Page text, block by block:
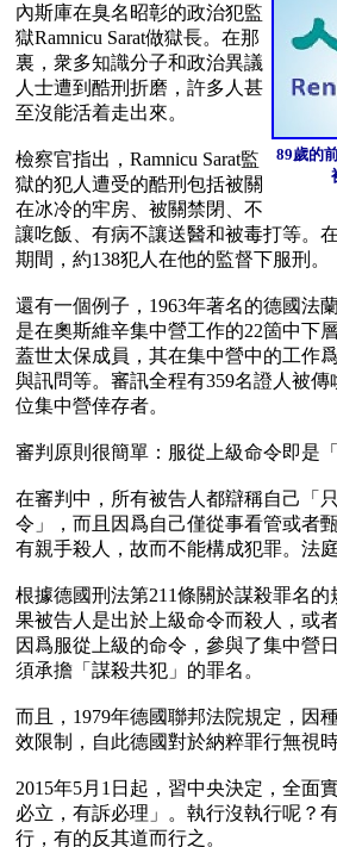
89歲的
內斯庫在臭名昭彰的政治犯監
獄Ramnicu Sarat做獄長。在那
裏，衆多知識分子和政治異議
人士遭到酷刑折磨，許多人甚
至沒能活着走出來。
檢察官指出，Ramnicu Sarat監
獄的犯人遭受的酷刑包括被關
在冰冷的牢房、被關禁閉、不
讓吃飯、有病不讓送醫和被毒打等。
期間，約138犯人在他的監督下服刑。
還有一個例子，1963年著名的德國法
是在奧斯維辛集中營工作的22箇中下
蓋世太保成員，其在集中營中的工作
與訊問等。審訊全程有359名證人被傳
位集中營倖存者。
審判原則很簡單：服從上級命令即是
在審判中，所有被告人都辯稱自己「
令」，而且因爲自己僅從事看管或者
有親手殺人，故而不能構成犯罪。法
根據德國刑法第211條關於謀殺罪名
果被告人是出於上級命令而殺人，或
因爲服從上級的命令，參與了集中營
須承擔「謀殺共犯」的罪名。
而且，1979年德國聯邦法院規定，因
效限制，自此德國對於納粹罪行無視
2015年5月1日起，習中央決定，全面
必立，有訴必理」。執行沒執行呢？
行，有的反其道而行之。